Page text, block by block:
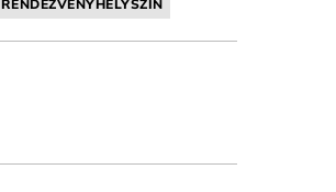
RENDEZVÉNYHELYSZÍN